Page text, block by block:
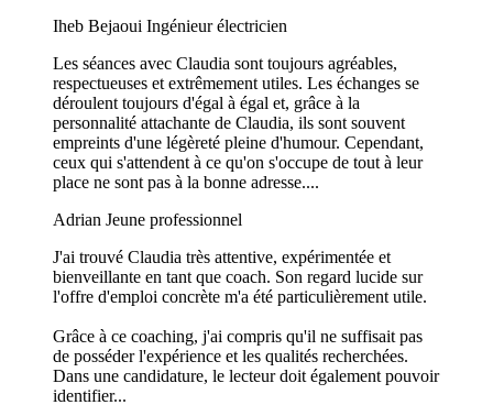
Iheb Bejaoui Ingénieur électricien
Les séances avec Claudia sont toujours agréables,
respectueuses et extrêmement utiles. Les échanges se
déroulent toujours d'égal à égal et, grâce à la
personnalité attachante de Claudia, ils sont souvent
empreints d'une légèreté pleine d'humour. Cependant,
ceux qui s'attendent à ce qu'on s'occupe de tout à leur
place ne sont pas à la bonne adresse....
Adrian Jeune professionnel
J'ai trouvé Claudia très attentive, expérimentée et
bienveillante en tant que coach. Son regard lucide sur
l'offre d'emploi concrète m'a été particulièrement utile.
Grâce à ce coaching, j'ai compris qu'il ne suffisait pas
de posséder l'expérience et les qualités recherchées.
Dans une candidature, le lecteur doit également pouvoir
identifier...